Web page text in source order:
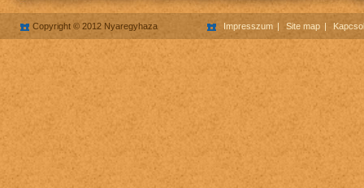
Copyright © 2012 Nyaregyhaza Impresszum Site map